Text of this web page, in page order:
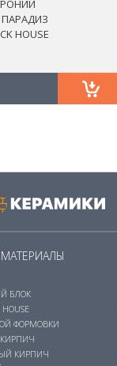
HOUSE
БЛОК
ФОРМОВКИ
КИРПИЧ